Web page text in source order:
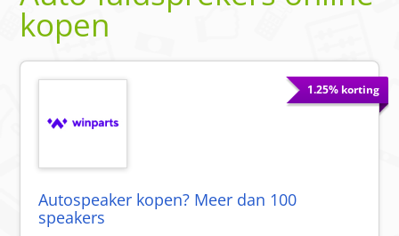
kopen
1.25% korting
Autospeaker kopen? Meer dan 100
speakers